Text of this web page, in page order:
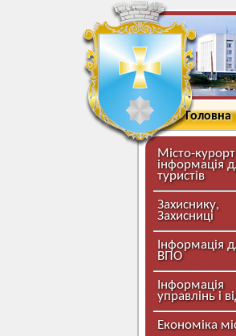
Головна
Місто-
інформація
туристів
Захиснику,
Захисниці
Інформація
ВПО
Інформація
управлінь і
Економіка